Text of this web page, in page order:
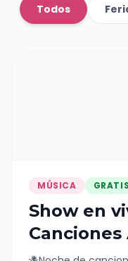
Todos
MÚSICA GRATIS
Show en